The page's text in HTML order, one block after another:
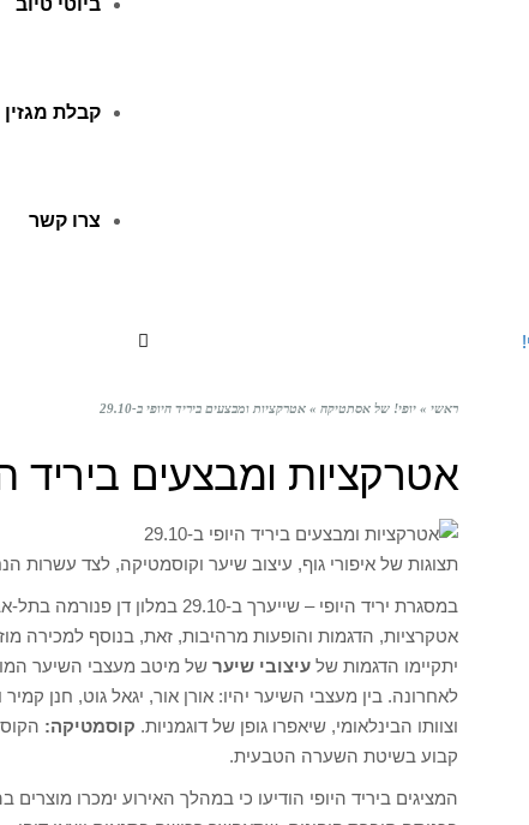
ביוטי טיוב
קבלת מגזין
צרו קשר
ראשי » יופי! של אסתטיקה » אטרקציות ומבצעים ביריד היופי ב-29.10
אטרקציות ומבצעים ביריד
תצוגות של איפורי גוף, עיצוב שיער וקוסמטיקה, לצד עשרות
אטקרציות, הדגמות והופעות מרהיבות, זאת, בנוסף למכירה
יתקיימו הדגמות של עיצובי שיער של מיטב מעצבי השיער
לאחרונה. בין מעצבי השיער יהיו: אורן אור, יגאל גוט, חנן קמיר
וצוותו הבינלאומי, שיאפרו גופן של דוגמניות. קוסמטיקה:
קבוע בשיטת השערה הטבעית.
המציגים ביריד היופי הודיעו כי במהלך האירוע ימכרו